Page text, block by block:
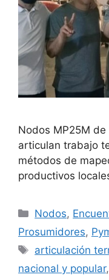
Nodos MP25M
articulan trabajo
métodos de
productivos
Nodos,
Prosumidores,
articulación
nacional y popular,